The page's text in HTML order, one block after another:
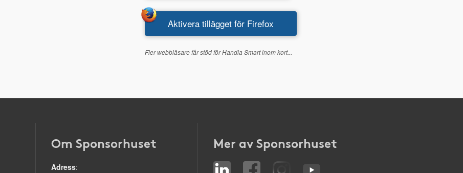
Aktivera tillägget för Firefox
Fler webbläsare får stöd för Handla Smart inom kort...
Om Sponsorhuset
Adress:
Mer av Sponsorhuset